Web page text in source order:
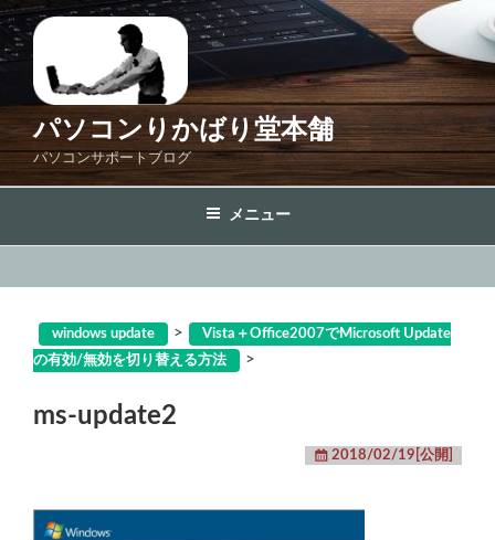
コ
ン
テ
ス
プ
パソコンりかばり堂本舗
パソコンサポートブログ
メニュー
windows update >
Vista＋Office2007でMicrosoft Update
の有効/無効を切り替える方法
>
ms-update2
2018/02/19[公開]